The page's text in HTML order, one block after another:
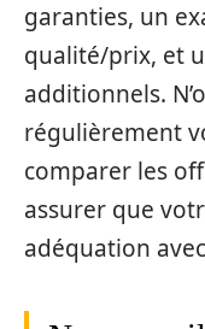
garanties, un
qualité/prix, et
additionnels.
régulièrement
comparer les
assurer que
adéquation